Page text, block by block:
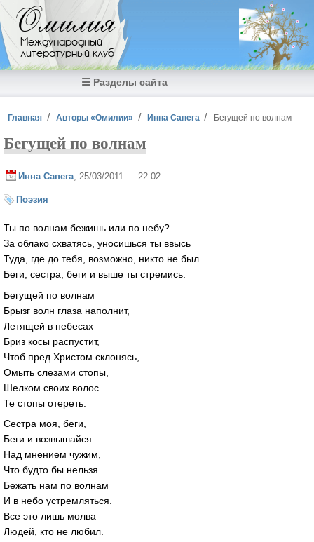
Перейти к основному содержанию
Омилия
Международный
литературный клуб
☰ Разделы сайта
Вы здесь
Главная Авторы «Омилии» Инна Сапега Бегущей по волнам
Бегущей по волнам
Инна Сапега , 25/03/2011 — 22:02
Поэзия
Ты по волнам бежишь или по небу?
За облако схватясь, уносишься ты ввысь
Туда, где до тебя, возможно, никто не был.
Беги, сестра, беги и выше ты стремись.
Бегущей по волнам
Брызг волн глаза наполнит,
Летящей в небесах
Бриз косы распустит,
Чтоб пред Христом склонясь,
Омыть слезами стопы,
Шелком своих волос
Те стопы отереть.
Сестра моя, беги,
Беги и возвышайся
Над мнением чужим,
Что будто бы нельзя
Бежать нам по волнам
И в небо устремляться.
Все это лишь молва
Людей, кто не любил.